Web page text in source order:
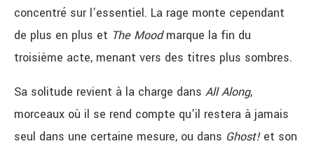
concentré sur l’essentiel. La rage monte cependant
de plus en plus et The Moodmarque la fin du
troisième acte, menant vers des titres plus sombres.
Sa solitude revient à la charge dans All Along,
morceaux où il se rend compte qu’il restera à jamais
seul dans une certaine mesure, ou dans Ghost! et son